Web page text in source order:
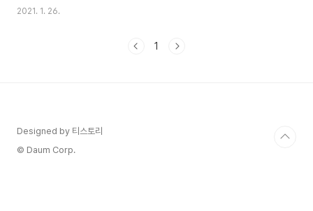
투자를 통해 투자의 안정성을 추구하는 투자자도 있습니다. 코덱스 미국 팡플
워렌 버핏은 분산 투자할 때 25개 종목을 넘기면 안 된다고 하였는데, 그 이유
2021. 1. 26.
1
Designed by 티스토리
© Daum Corp.